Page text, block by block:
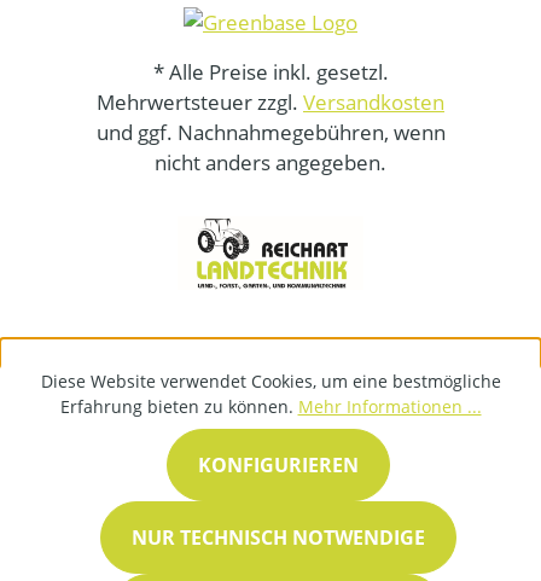
* Alle Preise inkl. gesetzl.
Mehrwertsteuer zzgl. Versandkosten
und ggf. Nachnahmegebühren, wenn
nicht anders angegeben.
Diese Website verwendet Cookies, um eine bestmögliche
Erfahrung bieten zu können. Mehr Informationen ...
NUR TECHNISCH NOTWENDIGE
KONFIGURIEREN